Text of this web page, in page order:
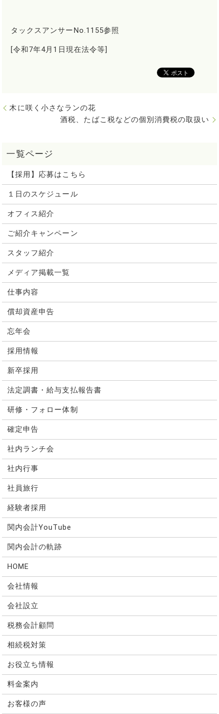
タックスアンサーNo.1155参照
[令和7年4月1日現在法令等]
木に咲く小さなランの花
酒税、たばこ税などの個別消費税の取扱い
【採用】応募はこちら
１日のスケジュール
オフィス紹介
ご紹介キャンペーン
スタッフ紹介
メディア掲載一覧
仕事内容
償却資産申告
忘年会
採用情報
新卒採用
法定調書・給与支払報告書
研修・フォロー体制
確定申告
社内ランチ会
社内行事
社員旅行
経験者採用
関内会計YouTube
関内会計の軌跡
HOME
会社情報
会社設立
税務会計顧問
相続税対策
お役立ち情報
料金案内
お客様の声